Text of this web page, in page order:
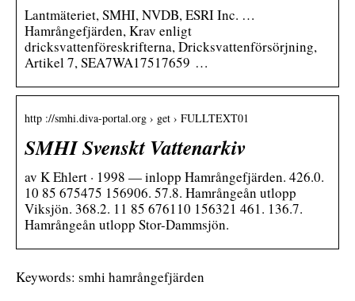
Lantmäteriet, SMHI, NVDB, ESRI Inc. …
Hamrångefjärden, Krav enligt
dricksvattenföreskrifterna, Dricksvattenförsörjning,
Artikel 7, SEA7WA17517659 …
http ://smhi.diva-portal.org › get › FULLTEXT01
SMHI Svenskt Vattenarkiv
av K Ehlert · 1998 — inlopp Hamrångefjärden. 426.0.
10 85 675475 156906. 57.8. Hamrångeån utlopp
Viksjön. 368.2. 11 85 676110 156321 461. 136.7.
Hamrångeån utlopp Stor-Dammsjön.
Keywords: smhi hamrångefjärden